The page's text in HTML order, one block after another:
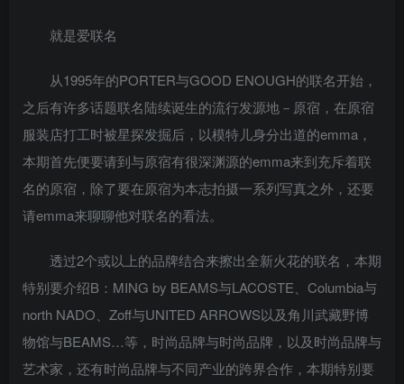
就是爱联名
从1995年的PORTER与GOOD ENOUGH的联名开始，
之后有许多话题联名陆续诞生的流行发源地－原宿，在原宿
服装店打工时被星探发掘后，以模特儿身分出道的emma，
本期首先便要请到与原宿有很深渊源的emma来到充斥着联
名的原宿，除了要在原宿为本志拍摄一系列写真之外，还要
请emma来聊聊他对联名的看法。
透过2个或以上的品牌结合来擦出全新火花的联名，本期
特别要介绍B：MING by BEAMS与LACOSTE、Columbia与
north NADO、Zoff与UNITED ARROWS以及角川武藏野博
物馆与BEAMS…等，时尚品牌与时尚品牌，以及时尚品牌与
艺术家，还有时尚品牌与不同产业的跨界合作，本期特别要